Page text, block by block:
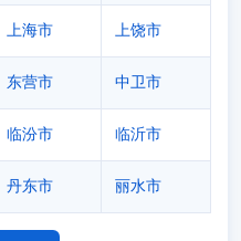
上海市 上饶市
东营市 中卫市
临汾市 临沂市
丹东市 丽水市